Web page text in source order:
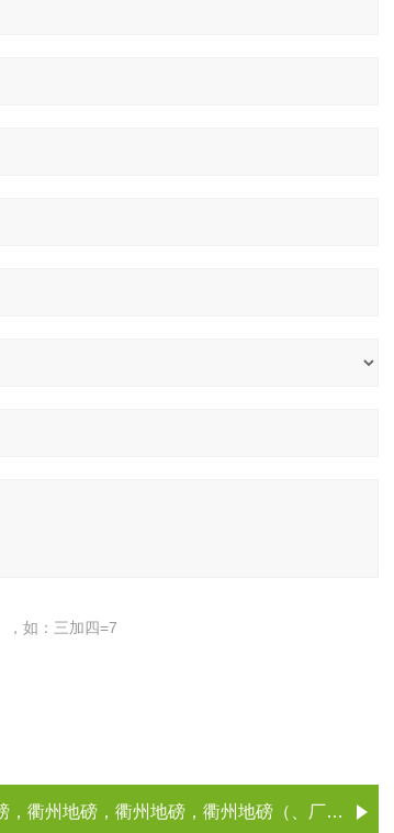
，如：三加四=7
衢州地磅，衢州地磅，衢州地磅（、厂家）